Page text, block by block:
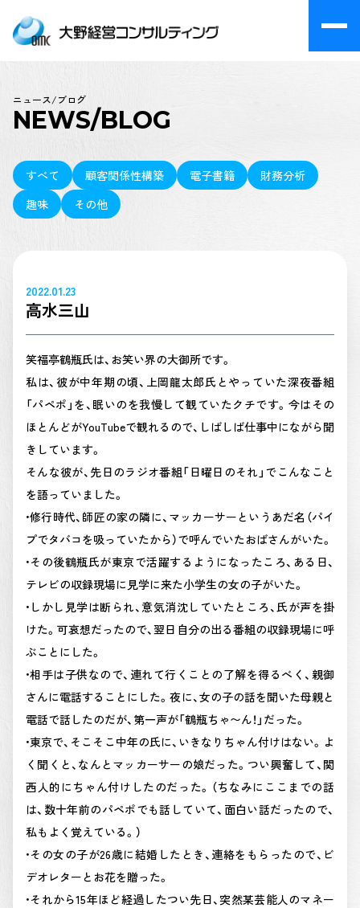
ニュース/ブログ
NEWS/BLOG
すべて 顧客関係性構築 電子書籍
財務分析
趣味
その他
2022.01.23
高水三山
笑福亭鶴瓶氏は、お笑い界の大御所です。
私は、彼が中年期の頃、上岡龍太郎氏とやっていた深夜番組
「パペポ」を、眠いのを我慢して観ていたクチです。今はその
ほとんどがYouTubeで観れるので、しばしば仕事中にながら聞
きしています。
そんな彼が、先日のラジオ番組「日曜日のそれ」でこんなこと
を語っていました。
•修行時代、師匠の家の隣に、マッカーサーというあだ名（パイ
プでタバコを吸っていたから）で呼んでいたおばさんがいた。
•その後鶴瓶氏が東京で活躍するようになったころ、ある日、
テレビの収録現場に見学に来た小学生の女の子がいた。
•しかし見学は断られ、意気消沈していたところ、氏が声を掛
けた。可哀想だったので、翌日自分の出る番組の収録現場に呼
ぶことにした。
•相手は子供なので、連れて行くことの了解を得るべく、親御
さんに電話することにした。夜に、女の子の話を聞いた母親と
電話で話したのだが、第一声が「鶴瓶ちゃ〜ん！」だった。
•東京で、そこそこ中年の氏に、いきなりちゃん付けはない。よ
く聞くと、なんとマッカーサーの娘だった。つい興奮して、関
西人的にちゃん付けしたのだった。（ちなみにここまでの話
は、数十年前のパペポでも話していて、面白い話だったので、
私もよく覚えている。）
•その女の子が26歳に結婚したとき、連絡をもらったので、ビ
デオレターとお花を贈った。
•それから15年ほど経過したつい先日、突然某芸能人のマネー